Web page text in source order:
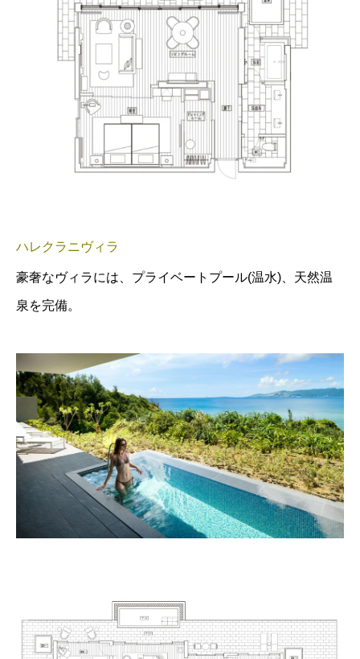
ハレクラニヴィラ
豪奢なヴィラには、プライベートプール(温水)、天然温
泉を完備。